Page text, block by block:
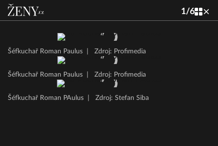
1/6
Šéfkuchař Roman Paulus Zdroj: Profimedia
Šéfkuchař Roman Paulus Zdroj: Profimedia
Šéfkuchař Roman PAulus Zdroj: Stefan Siba